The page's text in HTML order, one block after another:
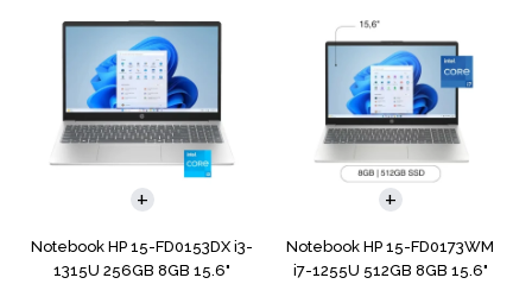
Notebook HP 15-FD0153DX i3-
1315U 256GB 8GB 15.6"
COMPARAR
Notebook HP 15-FD0173WM
i7-1255U 512GB 8GB 15.6"
COMPARAR